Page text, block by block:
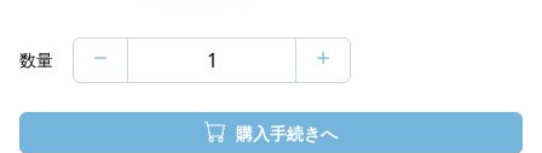
数量
購入手続きへ